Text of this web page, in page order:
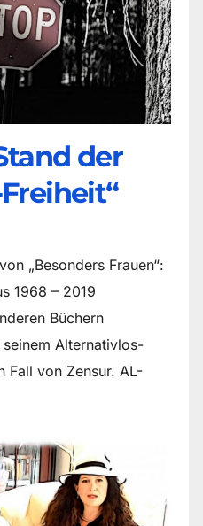
der
„Besonders Frauen“:
1968 – 2019
Büchern
Alternativlos-
Fall von Zensur. AL-